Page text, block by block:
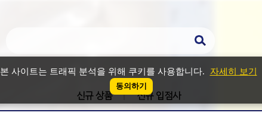
본 사이트는 트래픽 분석을 위해 쿠키를 사용합니다. 자세히 보기
동의하기
신규 상품 신규 입점사